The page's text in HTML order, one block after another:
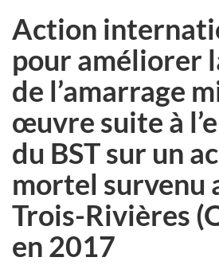
Action
pour améliorer
de l’amarrage
œuvre suite à
du BST sur un
mortel survenu
Trois-Rivières
en 2017